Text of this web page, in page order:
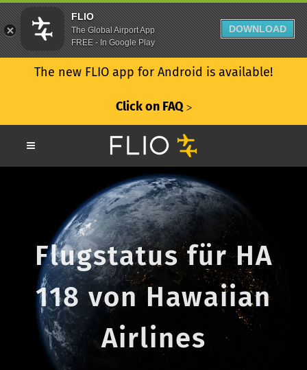
The new FLIO app for Android is available!
Click on FAQ ᐳ
Flugstatus für HA
118 von Hawaiian
Airlines
FLIO
The Global Airport App
FREE - In Google Play
DOWNLOAD